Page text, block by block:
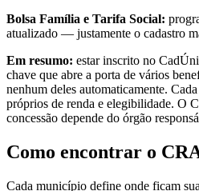
Bolsa Família e Tarifa Social:
atualizado — justamente o cadastro
Em resumo: estar inscrito no
chave que abre a porta de vários
nenhum deles automaticamente.
próprios de renda e elegibilidade. O
concessão depende do órgão
Como encontrar o
Cada município define onde ficam